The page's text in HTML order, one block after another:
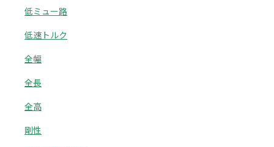
低ミュー路
低速トルク
全幅
全長
全高
剛性